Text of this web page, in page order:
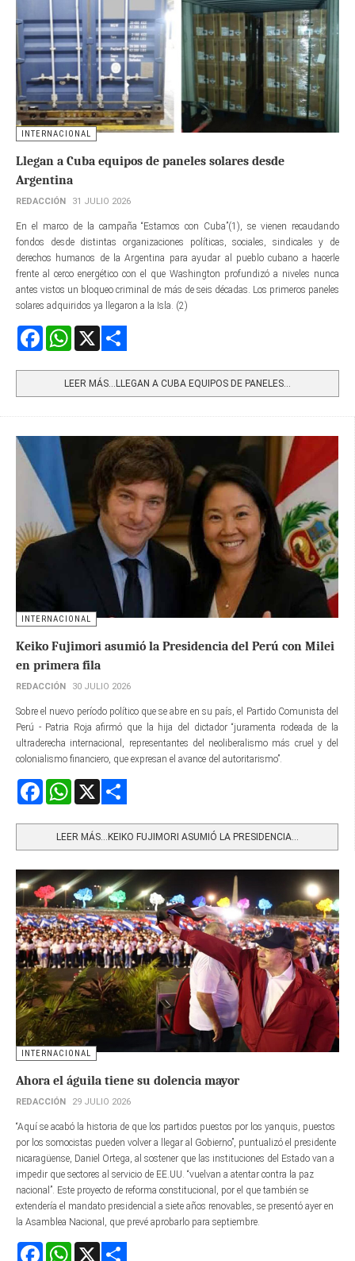
INTERNACIONAL
Llegan a Cuba equipos de paneles solares desde
Argentina
REDACCIÓN 31 JULIO 2026
En el marco de la campaña “Estamos con Cuba”(1), se vienen recaudando
fondos desde distintas organizaciones políticas, sociales, sindicales y de
derechos humanos de la Argentina para ayudar al pueblo cubano a hacerle
frente al cerco energético con el que Washington profundizó a niveles nunca
antes vistos un bloqueo criminal de más de seis décadas. Los primeros paneles
solares adquiridos ya llegaron a la Isla. (2)
FacebookWhatsApp
LEER MÁS…LLEGAN A CUBA EQUIPOS DE PANELES...
INTERNACIONAL
Keiko Fujimori asumió la Presidencia del Perú con Milei
en primera fila
REDACCIÓN 30 JULIO 2026
Sobre el nuevo período político que se abre en su país, el Partido Comunista del
Perú - Patria Roja afirmó que la hija del dictador “juramenta rodeada de la
ultraderecha internacional, representantes del neoliberalismo más cruel y del
colonialismo financiero, que expresan el avance del autoritarismo”.
FacebookWhatsApp
LEER MÁS…KEIKO FUJIMORI ASUMIÓ LA PRESIDENCIA...
INTERNACIONAL
Ahora el águila tiene su dolencia mayor
REDACCIÓN 29 JULIO 2026
“Aquí se acabó la historia de que los partidos puestos por los yanquis, puestos
por los somocistas pueden volver a llegar al Gobierno”, puntualizó el presidente
nicaragüense, Daniel Ortega, al sostener que las instituciones del Estado van a
impedir que sectores al servicio de EE.UU. “vuelvan a atentar contra la paz
nacional”. Este proyecto de reforma constitucional, por el que también se
extendería el mandato presidencial a siete años renovables, se presentó ayer en
la Asamblea Nacional, que prevé aprobarlo para septiembre.
FacebookWhatsApp